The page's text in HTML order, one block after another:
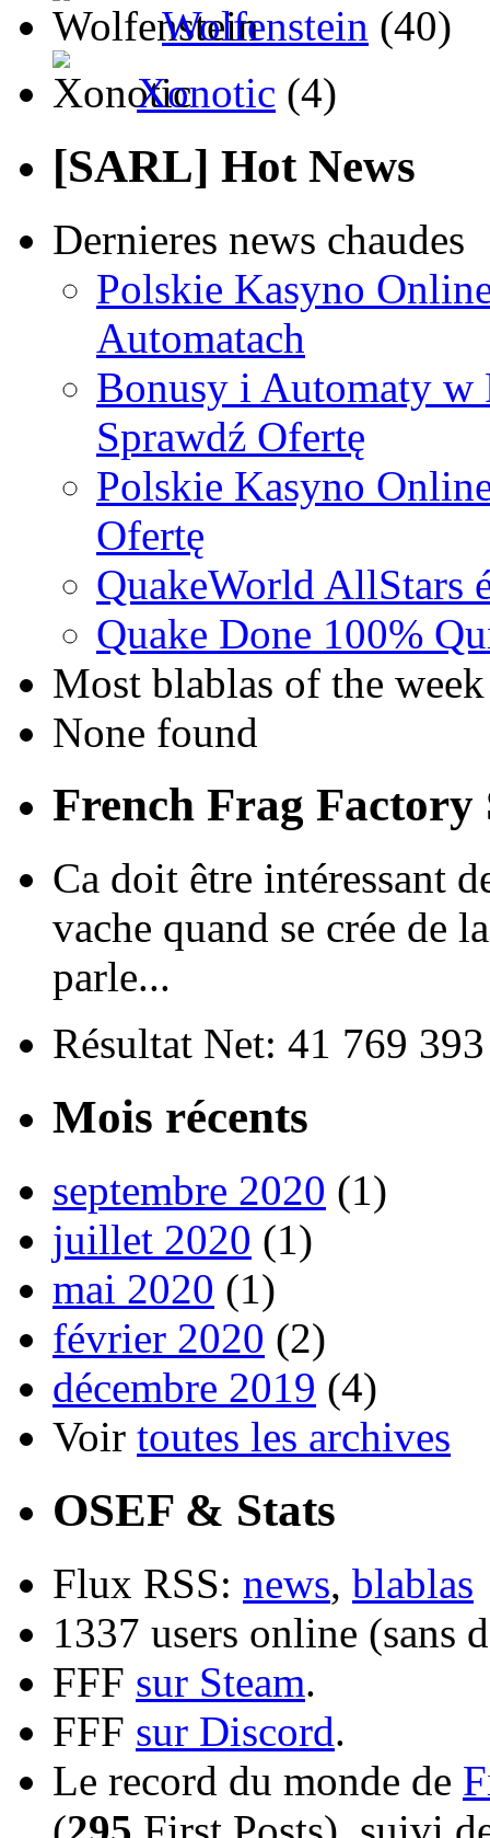
Wolfenstein (40)
Xonotic (4)
[SARL] Hot News
Dernieres news chaudes
Polskie Kasyno
Automatach
Bonusy i Automaty w
Sprawdź Ofertę
Polskie Kasyno
Ofertę
QuakeWorld AllStars
Quake Done 100%
Most blablas of the week
None found
French Frag Factory
Ca doit être intéressant
vache quand se crée de
parle...
Résultat Net: 41 769
Mois récents
septembre 2020 (1)
juillet 2020 (1)
mai 2020 (1)
février 2020 (2)
décembre 2019 (4)
Voir toutes les archives
OSEF & Stats
Flux RSS: news, blablas
1337 users online (sans
FFF sur Steam.
FFF sur Discord.
Le record du monde de